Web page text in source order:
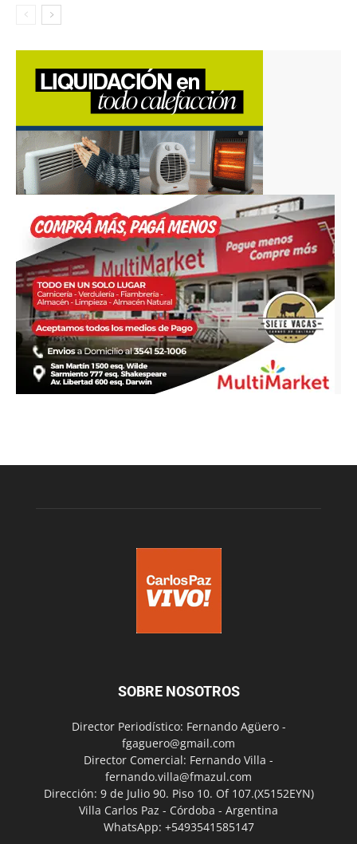
SOBRE NOSOTROS
Director Periodístico: Fernando Agüero -
fgaguero@gmail.com
Director Comercial: Fernando Villa -
fernando.villa@fmazul.com
Dirección: 9 de Julio 90. Piso 10. Of 107.(X5152EYN)
Villa Carlos Paz - Córdoba - Argentina
WhatsApp: +5493541585147